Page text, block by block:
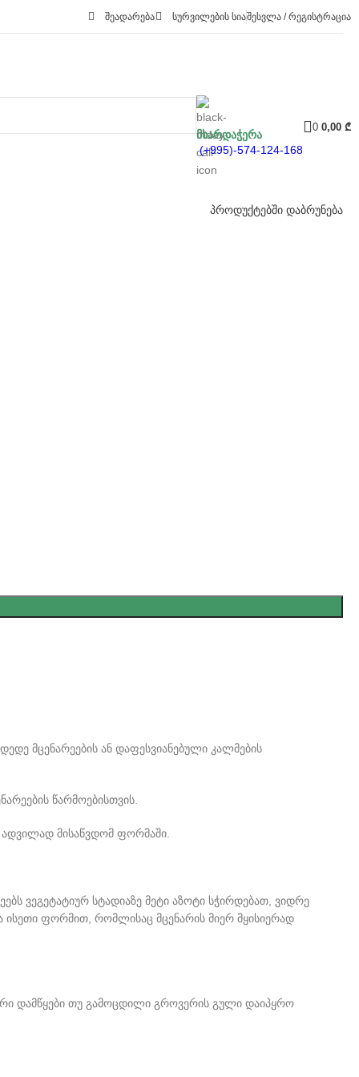
ᲨᲔᲐᲓᲐᲠᲔᲑᲐ ᲡᲣᲠᲕᲘᲚᲔᲑᲘᲡ ᲡᲘᲐᲨᲔᲡᲕᲚᲐ / ᲠᲔᲒᲘᲡᲢᲠᲐᲪᲘᲐ
მხარდაჭერა
(+995)-574-124-168
0 0,00 ₾
პროდუქტებში დაბრუნება
მცენარეების ან დაფესვიანებული კალმების
წარმოებისთვის.
ადვილად მისაწვდომ ფორმაში.
ვეგეტატიურ სტადიაზე მეტი აზოტი სჭირდებათ, ვიდრე
ისეთი ფორმით, რომლისაც მცენარის მიერ მყისიერად
დამწყები თუ გამოცდილი გროვერის გული დაიპყრო